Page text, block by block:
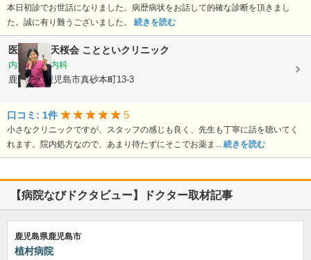
本日初診でお世話になりました。病歴病状をお話して的確な診断を頂きまし
た。誠に有り難うございました。 続きを読む
医療法人 天桜会 ことといクリニック
内科, 血液内科
鹿児島県鹿児島市真砂本町13-3
口コミ: 1件 5
小さなクリニックですが、スタッフの感じも良く、先生も丁寧に話を聴いてく
れます。院内処方なので、あまり待たずにそこでお薬ま... 続きを読む
【病院なびドクタビュー】ドクター取材記事
鹿児島県鹿児島市
植村病院